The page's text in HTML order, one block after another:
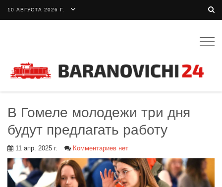
10 АВГУСТА 2026 Г.
В Гомеле молодежи три дня
будут предлагать работу
11 апр. 2025 г. Комментариев нет